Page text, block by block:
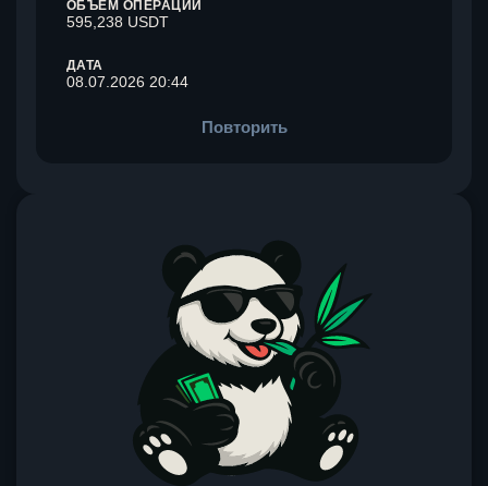
ОБЪЕМ ОПЕРАЦИИ
595,238 USDT
ДАТА
08.07.2026 20:44
Повторить